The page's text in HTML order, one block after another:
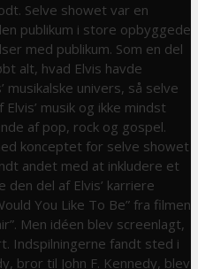
Selve showet var en
publikum i store opbyggede
med publikum. Som en del
alt, hvad Elvis havde
musikalske univers, så selve
musik og ikke mindst
af pop, rock og gospel.
konceptet for selve showet
andet med at inkludere et
den del af Elvis’ karriere
You Like To Be” fra filmen
Men idéen blev screenlagt,
Indspilningerne fandt sted i
bror til John F. Kennedy, blev